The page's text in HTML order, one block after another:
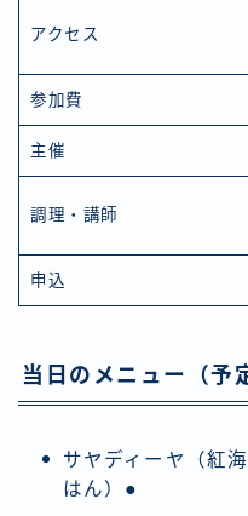
アクセス
参加費
主催
調理・講師
申込
当日のメニュー（予
サヤディーヤ（紅
はん）●